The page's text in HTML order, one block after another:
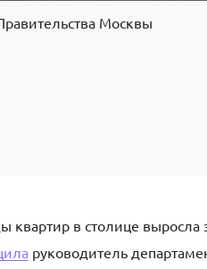
Москвы
квартир в столице выросла
руководитель